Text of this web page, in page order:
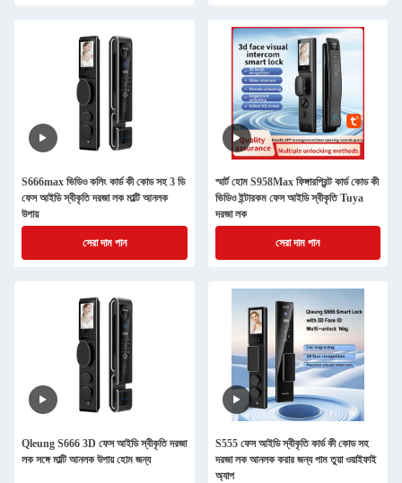
S666max ভিডিও কলিং কার্ড কী কোড সহ 3 ডি
ফেস আইডি স্বীকৃতি দরজা লক মাল্টি আনলক
উপায়
সেরা দাম পান
স্মার্ট হোম S958Max ফিঙ্গারপ্রিন্ট কার্ড কোড কী
ভিডিও ইন্টারকম ফেস আইডি স্বীকৃতি Tuya
দরজা লক
সেরা দাম পান
Qleung S666 3D ফেস আইডি স্বীকৃতি দরজা
লক সঙ্গে মাল্টি আনলক উপায় হোম জন্য
S555 ফেস আইডি স্বীকৃতি কার্ড কী কোড সহ
দরজা লক আনলক করার জন্য পাম তুয়া ওয়াইফাই
অ্যাপ